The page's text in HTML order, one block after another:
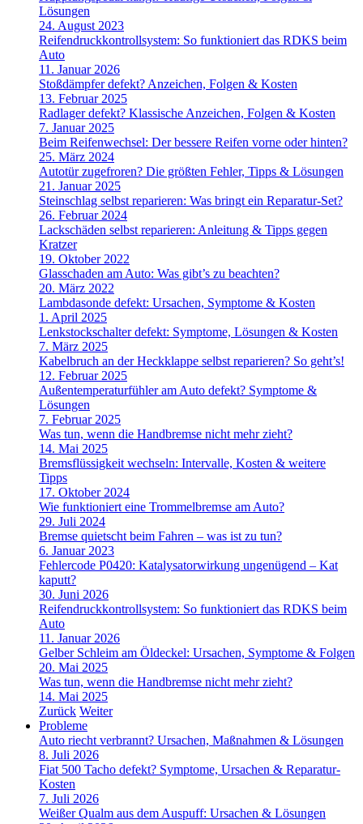
Lösungen
24. August 2023
Reifendruckkontrollsystem: So funktioniert das RDKS beim
Auto
11. Januar 2026
Stoßdämpfer defekt? Anzeichen, Folgen & Kosten
13. Februar 2025
Radlager defekt? Klassische Anzeichen, Folgen & Kosten
7. Januar 2025
Beim Reifenwechsel: Der bessere Reifen vorne oder hinten?
25. März 2024
Autotür zugefroren? Die größten Fehler, Tipps & Lösungen
21. Januar 2025
Steinschlag selbst reparieren: Was bringt ein Reparatur-Set?
26. Februar 2024
Lackschäden selbst reparieren: Anleitung & Tipps gegen
Kratzer
19. Oktober 2022
Glasschaden am Auto: Was gibt’s zu beachten?
20. März 2022
Lambdasonde defekt: Ursachen, Symptome & Kosten
1. April 2025
Lenkstockschalter defekt: Symptome, Lösungen & Kosten
7. März 2025
Kabelbruch an der Heckklappe selbst reparieren? So geht’s!
12. Februar 2025
Außentemperaturfühler am Auto defekt? Symptome &
Lösungen
7. Februar 2025
Was tun, wenn die Handbremse nicht mehr zieht?
14. Mai 2025
Bremsflüssigkeit wechseln: Intervalle, Kosten & weitere
Tipps
17. Oktober 2024
Wie funktioniert eine Trommelbremse am Auto?
29. Juli 2024
Bremse quietscht beim Fahren – was ist zu tun?
6. Januar 2023
Fehlercode P0420: Katalysatorwirkung ungenügend – Kat
kaputt?
30. Juni 2026
Reifendruckkontrollsystem: So funktioniert das RDKS beim
Auto
11. Januar 2026
Gelber Schleim am Öldeckel: Ursachen, Symptome & Folgen
20. Mai 2025
Was tun, wenn die Handbremse nicht mehr zieht?
14. Mai 2025
Zurück Weiter
Probleme
Auto riecht verbrannt? Ursachen, Maßnahmen & Lösungen
8. Juli 2026
Fiat 500 Tacho defekt? Symptome, Ursachen & Reparatur-
Kosten
7. Juli 2026
Weißer Qualm aus dem Auspuff: Ursachen & Lösungen